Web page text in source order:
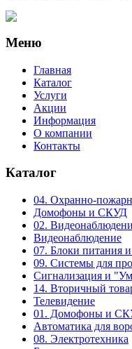
Меню
Главная
Каталог
Услуги
Акции
Информация
О компании
Контакты
Каталог
04. Охранно-
Домофоны и СКУД
02.
Видеонаблюдение
07. Блоки питания
09. Системы для
Сигнализация и
14. Вторичный
Телевидение
01. Домофоны и
Автоматика для
08. Электротехника